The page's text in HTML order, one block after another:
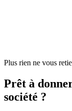
Plus rien ne vous
Prêt à
société ?